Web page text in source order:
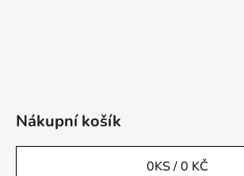
Nákupní košík
0KS /0 KČ